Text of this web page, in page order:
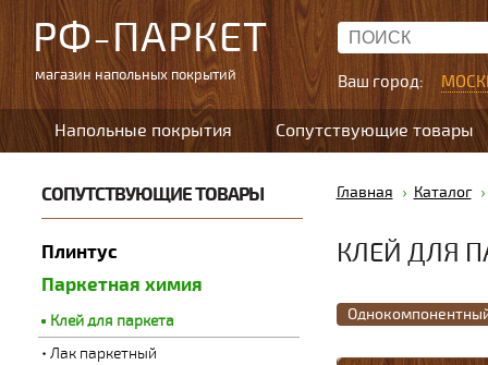
РФ-ПАРКЕТ
магазин напольных покрытий Ваш город:
Напольные покрытия Сопутствующие товары
СОПУТСТВУЮЩИЕ ТОВАРЫ
Плинтус
Паркетная химия
Клей для паркета
Лак паркетный
Главная Каталог
КЛЕЙ ДЛЯ